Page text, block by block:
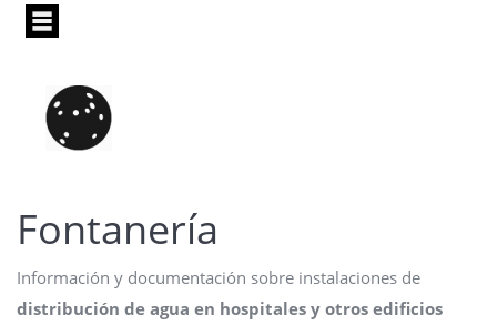
Pasar
principal
Fontanería
Información y documentación sobre instalaciones de
distribución de agua en hospitales y otros edificios